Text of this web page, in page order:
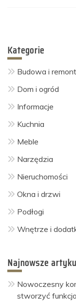
Kategorie
Budowa i remont
Dom i ogród
Informacje
Kuchnia
Meble
Narzędzia
Nieruchomości
Okna i drzwi
Podłogi
Wnętrze i
Najnowsze
Nowoczesny
stworzyć